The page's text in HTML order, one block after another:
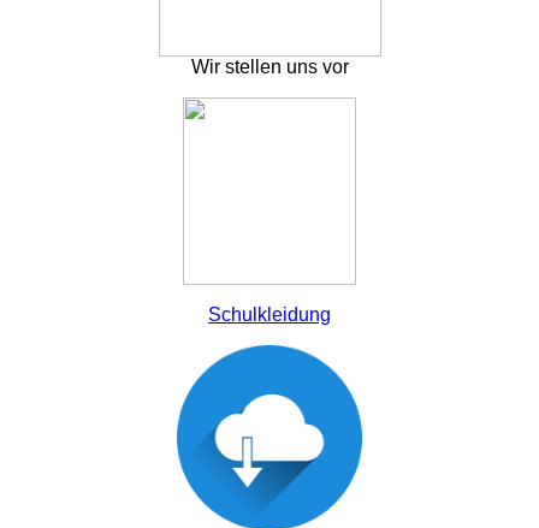
Wir stellen uns vor
Schulkleidung